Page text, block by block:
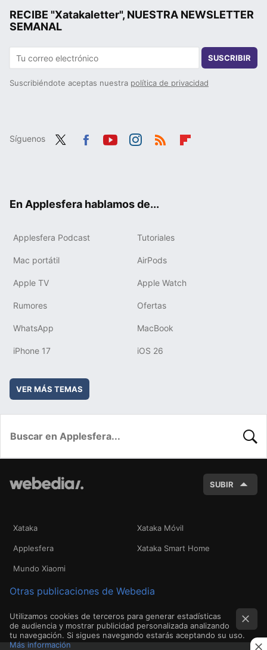
RECIBE "Xatakaletter", NUESTRA NEWSLETTER
SEMANAL
SUSCRIBIR
Suscribiéndote aceptas nuestra política de privacidad
Síguenos
En Applesfera hablamos de...
Applesfera Podcast Tutoriales
Mac portátil AirPods
Apple TV Apple Watch
Rumores Ofertas
WhatsApp MacBook
iPhone 17 iOS 26
VER MÁS TEMAS
SUBIR
Xataka Xataka Móvil
Applesfera Xataka Smart Home
Mundo Xiaomi
Otras publicaciones de Webedia
Utilizamos cookies de terceros para generar estadísticas
de audiencia y mostrar publicidad personalizada analizando
tu navegación. Si sigues navegando estarás aceptando su uso.
Más información